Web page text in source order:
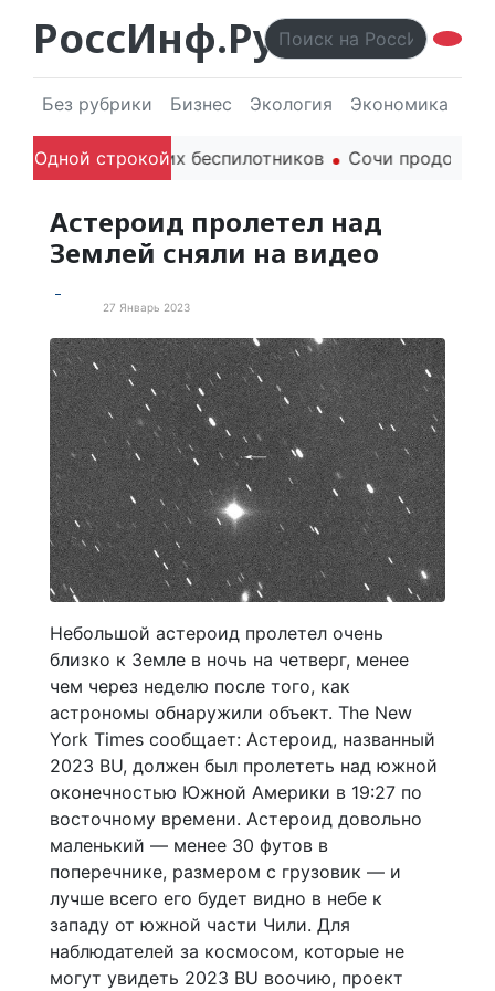
РоссИнф.Ру
Без рубрики Бизнес Экология Экономика
Одной строкой
гражданских беспилотников Сочи продолжает
Астероид пролетел над
Землей сняли на видео
27 Январь 2023
Небольшой астероид пролетел очень
близко к Земле в ночь на четверг, менее
чем через неделю после того, как
астрономы обнаружили объект. The New
York Times сообщает: Астероид, названный
2023 BU, должен был пролететь над южной
оконечностью Южной Америки в 19:27 по
восточному времени. Астероид довольно
маленький — менее 30 футов в
поперечнике, размером с грузовик — и
лучше всего его будет видно в небе к
западу от южной части Чили. Для
наблюдателей за космосом, которые не
могут увидеть 2023 BU воочию, проект